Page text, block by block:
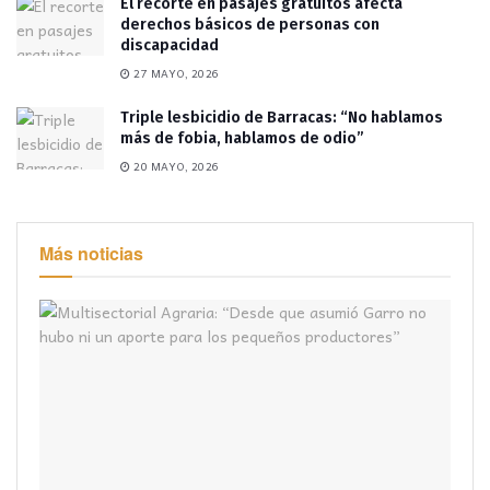
El recorte en pasajes gratuitos afecta
derechos básicos de personas con
discapacidad
27 MAYO, 2026
Triple lesbicidio de Barracas: “No hablamos
más de fobia, hablamos de odio”
20 MAYO, 2026
Más noticias